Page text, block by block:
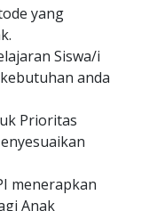
yang
Siswa/i
anda
Prioritas
menerapkan
Anak